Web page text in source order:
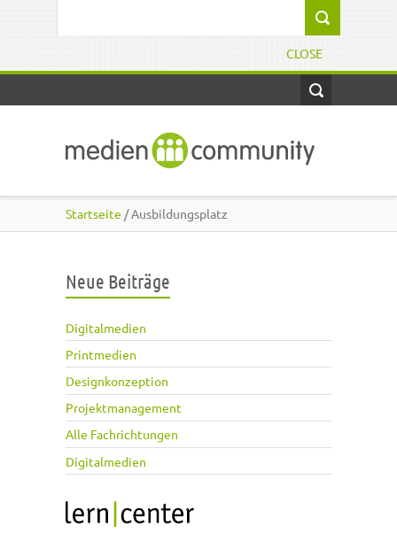
CLOSE
Startseite / Ausbildungsplatz
Neue Beiträge
Digitalmedien
Printmedien
Designkonzeption
Projektmanagement
Alle Fachrichtungen
Digitalmedien